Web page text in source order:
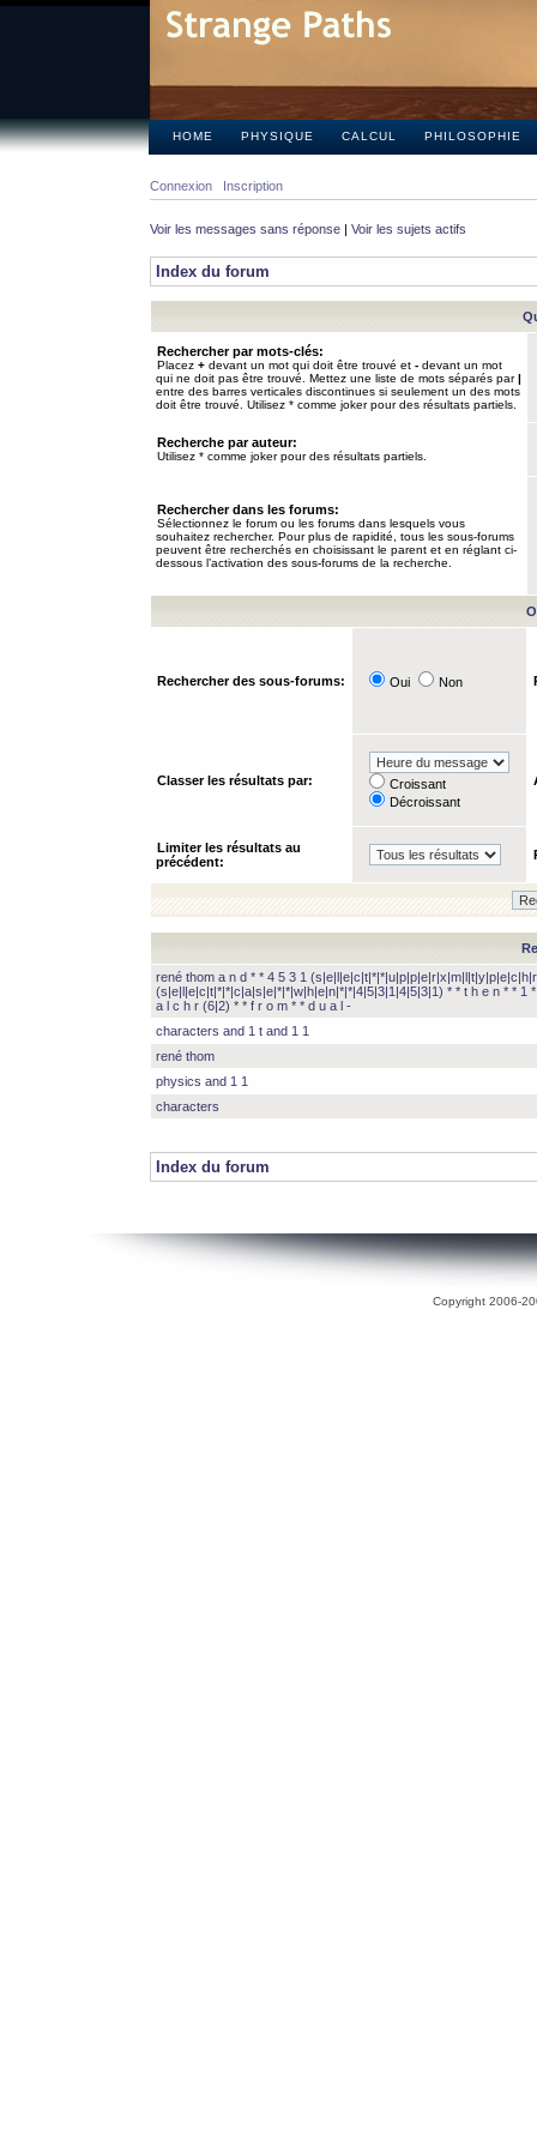
HOME PHYSIQUE CALCUL PHILOSOPHIE
Connexion Inscription
Voir les messages sans réponse | Voir les sujets actifs
Index du forum
Rechercher par mots-clés:
Placez + devant un mot qui doit être trouvé et - devant un mot
qui ne doit pas être trouvé. Mettez une liste de mots séparés par|
entre des barres verticales discontinues si seulement un des mots
doit être trouvé. Utilisez * comme joker pour des résultats partiels.
Recherche par auteur:
Utilisez * comme joker pour des résultats partiels.
Rechercher dans les forums:
Sélectionnez le forum ou les forums dans lesquels vous
souhaitez rechercher. Pour plus de rapidité, tous les sous-forums
peuvent être recherchés en choisissant le parent et en réglant ci-
dessous l’activation des sous-forums de la recherche.
Rechercher des sous-forums: Oui Non
Classer les résultats par:
Croissant
Décroissant
Limiter les résultats au
précédent:
rené thom a n d * * 4 5 3 1
(s|e|l|e|c|t|*|*|c|a|s|e|*|*|w|h|e|n|*|*|4|5|3|1|4|5|3|1) * * t h e n * * 1
a l c h r (6|2) * * f r o m * * d u a l -
characters and 1 t and 1 1
rené thom
physics and 1 1
characters
Index du forum
Copyright 2006-